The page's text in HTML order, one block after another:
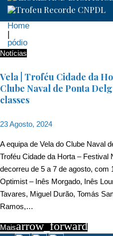
Home
|
pódio
Etiqueta:
pódio
Notícias
Vela | Troféu Cidade da
Clube Naval de Ponta
classes
23 Agosto, 2024
A equipa de Vela do Clube Naval
Troféu Cidade da Horta – Festival
decorreu de 5 a 7 de agosto, com
Optimist – Inês Morgado, Inês
Tavares, Miguel Durão, Tomás
Ramos,…
Maisarrow_forward